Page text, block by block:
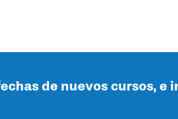
de nuevos cursos, e